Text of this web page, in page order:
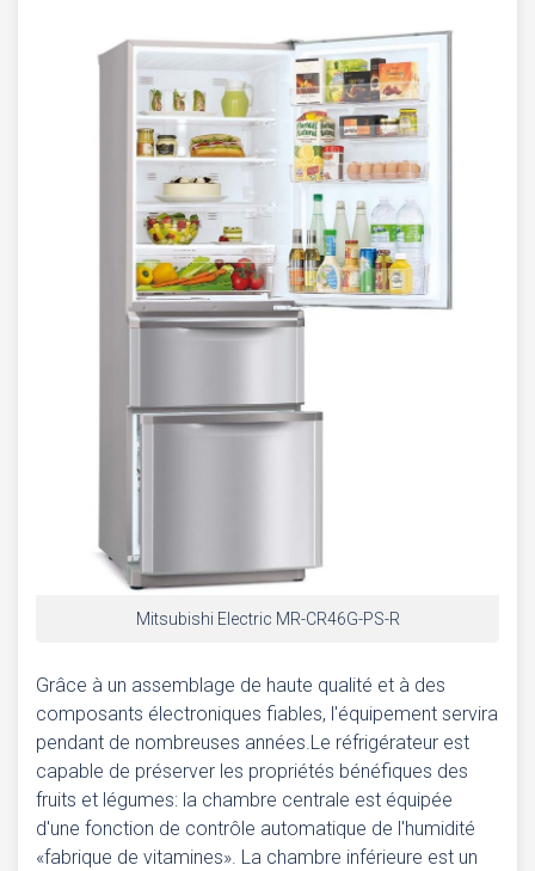
Mitsubishi Electric MR-CR46G-PS-R
Grâce à un assemblage de haute qualité et à des
composants électroniques fiables, l'équipement servira
pendant de nombreuses années.Le réfrigérateur est
capable de préserver les propriétés bénéfiques des
fruits et légumes: la chambre centrale est équipée
d'une fonction de contrôle automatique de l'humidité
«fabrique de vitamines». La chambre inférieure est un